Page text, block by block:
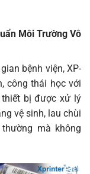
Môi Trường Vô
bệnh viện, XP-
công thái học với
bị được xử lý
vệ sinh, lau chùi
mà không